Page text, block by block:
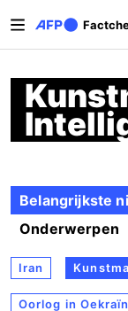
Belangrijkste
Onderwerpen
Iran
Oorlog in